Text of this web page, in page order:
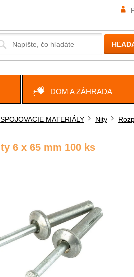
DOM A ZÁHRADA
SPOJOVACIE MATERIÁLY Nity
6 x 65 mm 100 ks